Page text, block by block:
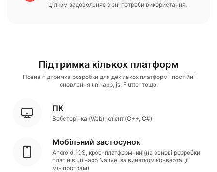
цілком задовольняє різні потреби використання.
Підтримка кількох платформ
Повна підтримка розробки для декількох платформ і постійні
оновлення uni-app, js, Flutter тощо.
ПК
Вебсторінка (Web), клієнт (C++, C#)
Мобільний застосунок
Android, iOS, крос-платформний (на основі розробки
плагінів uni-app Native, за винятком конвертації
мініпрограм)